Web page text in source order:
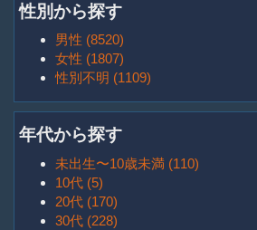
性別から探す
男性 (8520)
女性 (1807)
性別不明 (1109)
年代から探す
未出生〜10歳未満 (110)
10代 (5)
20代 (170)
30代 (228)